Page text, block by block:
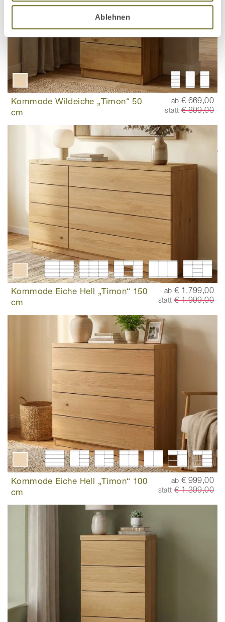
Ablehnen
Kommode Wildeiche „Timon“ 50
cm
ab € 669,00
statt€ 899,00
Kommode Eiche Hell „Timon“ 150
cm
ab € 1.799,00
statt € 1.999,00
Kommode Eiche Hell „Timon“ 100
cm
ab € 999,00
statt € 1.399,00